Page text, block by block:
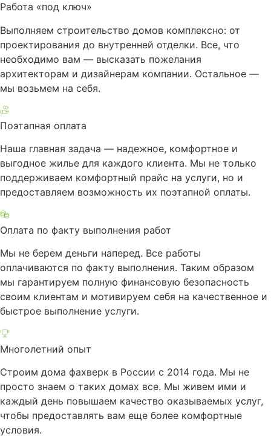
Работа «под ключ»
Выполняем строительство домов комплексно: от
проектирования до внутренней отделки. Все, что
необходимо вам — высказать пожелания
архитекторам и дизайнерам компании. Остальное —
мы возьмем на себя.
Поэтапная оплата
Наша главная задача — надежное, комфортное и
выгодное жилье для каждого клиента. Мы не только
поддерживаем комфортный прайс на услуги, но и
предоставляем возможность их поэтапной оплаты.
Оплата по факту выполнения работ
Мы не берем деньги наперед. Все работы
оплачиваются по факту выполнения. Таким образом
мы гарантируем полную финансовую безопасность
своим клиентам и мотивируем себя на качественное и
быстрое выполнение услуги.
Многолетний опыт
Строим дома фахверк в России с 2014 года. Мы не
просто знаем о таких домах все. Мы живем ими и
каждый день повышаем качество оказываемых услуг,
чтобы предоставлять вам еще более комфортные
условия.